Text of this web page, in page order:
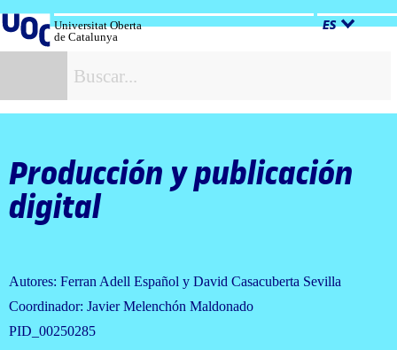
al
contenido
Universitat Oberta
de Catalunya
ES
Producción y publicación
digital
Autores: Ferran Adell Español y David Casacuberta Sevilla
Coordinador: Javier Melenchón Maldonado
PID_00250285